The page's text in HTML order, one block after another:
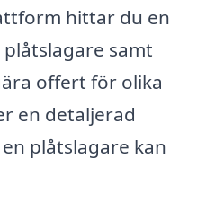
hittar du en
samt
offert för olika
en detaljerad
plåtslagare kan